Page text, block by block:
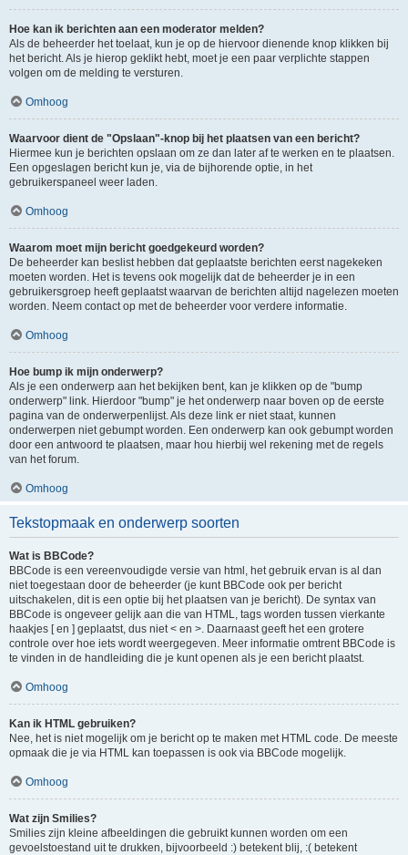
Hoe kan ik berichten aan een moderator melden?
Als de beheerder het toelaat, kun je op de hiervoor dienende knop klikken bij
het bericht. Als je hierop geklikt hebt, moet je een paar verplichte stappen
volgen om de melding te versturen.
Omhoog
Waarvoor dient de "Opslaan"-knop bij het plaatsen van een bericht?
Hiermee kun je berichten opslaan om ze dan later af te werken en te plaatsen.
Een opgeslagen bericht kun je, via de bijhorende optie, in het
gebruikerspaneel weer laden.
Omhoog
Waarom moet mijn bericht goedgekeurd worden?
De beheerder kan beslist hebben dat geplaatste berichten eerst nagekeken
moeten worden. Het is tevens ook mogelijk dat de beheerder je in een
gebruikersgroep heeft geplaatst waarvan de berichten altijd nagelezen moeten
worden. Neem contact op met de beheerder voor verdere informatie.
Omhoog
Hoe bump ik mijn onderwerp?
Als je een onderwerp aan het bekijken bent, kan je klikken op de "bump
onderwerp" link. Hierdoor "bump" je het onderwerp naar boven op de eerste
pagina van de onderwerpenlijst. Als deze link er niet staat, kunnen
onderwerpen niet gebumpt worden. Een onderwerp kan ook gebumpt worden
door een antwoord te plaatsen, maar hou hierbij wel rekening met de regels
van het forum.
Omhoog
Tekstopmaak en onderwerp soorten
Wat is BBCode?
BBCode is een vereenvoudigde versie van html, het gebruik ervan is al dan
niet toegestaan door de beheerder (je kunt BBCode ook per bericht
uitschakelen, dit is een optie bij het plaatsen van je bericht). De syntax van
BBCode is ongeveer gelijk aan die van HTML, tags worden tussen vierkante
haakjes [ en ] geplaatst, dus niet < en >. Daarnaast geeft het een grotere
controle over hoe iets wordt weergegeven. Meer informatie omtrent BBCode is
te vinden in de handleiding die je kunt openen als je een bericht plaatst.
Omhoog
Kan ik HTML gebruiken?
Nee, het is niet mogelijk om je bericht op te maken met HTML code. De meeste
opmaak die je via HTML kan toepassen is ook via BBCode mogelijk.
Omhoog
Wat zijn Smilies?
Smilies zijn kleine afbeeldingen die gebruikt kunnen worden om een
gevoelstoestand uit te drukken, bijvoorbeeld :) betekent blij, :( betekent